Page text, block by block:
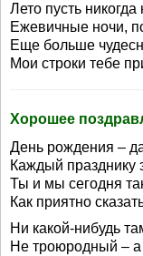
Лето пусть никогда
Ежевичные ночи,
Еще больше
Мои строки тебе
Хорошее
День рождения –
Каждый празднику
Ты и мы сегодня
Как приятно
Ни какой-нибудь
Не троюродный – а